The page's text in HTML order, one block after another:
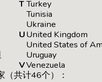
TTurkey
Tunisia
Ukraine
UUnited Kingdom
United States of
Uruguay
VVenezuela
共计46个）：